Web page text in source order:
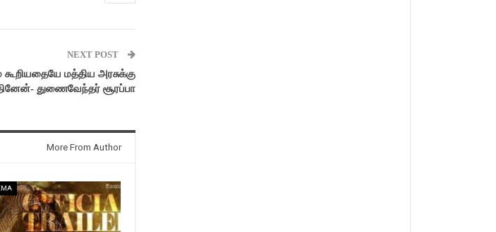
NEXT POST
மத்திய அரசுக்கு
துணைவேந்தர் சூரப்பா
More From Author